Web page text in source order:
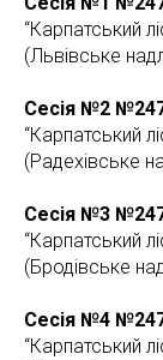
“Карпатський
(Львівське
Сесія №2
“Карпатський
(Радехівське
Сесія №3
“Карпатський
(Бродівське
Сесія №4
“Карпатський